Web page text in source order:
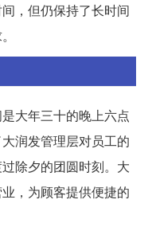
，但仍保持了长时间
大年三十的晚上六点
润发管理层对员工的
除夕的团圆时刻。大
，为顾客提供便捷的